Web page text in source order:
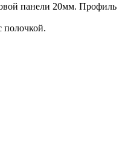
панели 20мм. Профиль
полочкой.